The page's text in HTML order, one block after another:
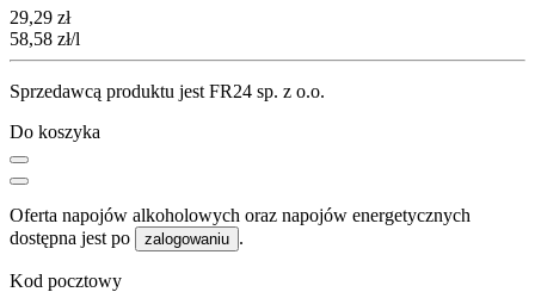
Cena
29,29 zł
58,58 zł/l
Sprzedawcą produktu jest FR24 sp. z o.o.
Do koszyka
Oferta napojów alkoholowych oraz napojów energetycznych
dostępna jest po
zalogowaniu .
Kod pocztowy